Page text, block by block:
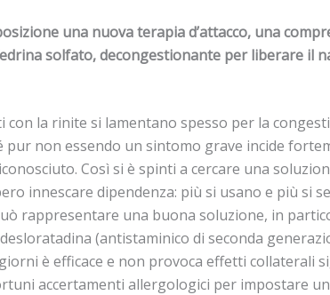
una nuova terapia d’attacco, una
solfato, decongestionante per liberare il
la rinite si lamentano spesso per la
non essendo un sintomo grave incide
Così si è spinti a cercare una
innescare dipendenza: più si usano e più si
rappresentare una buona soluzione, in
(antistaminico di seconda
è efficace e non provoca effetti collaterali
accertamenti allergologici per impostare